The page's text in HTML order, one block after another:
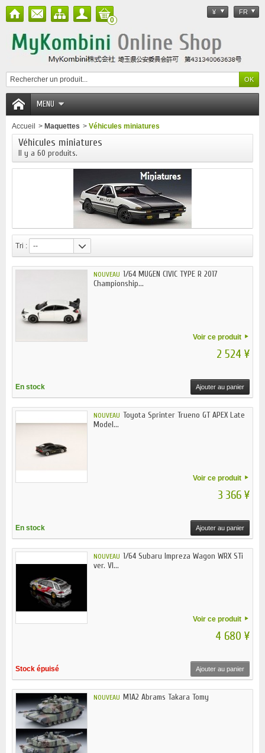
¥ FR
0
MENU
Accueil > Maquettes > Véhicules miniatures
Véhicules miniatures
Il y a 60 produits.
Tri : --
NOUVEAU 1/64 MUGEN CIVIC TYPE R 2017
Championship...
Voir ce produit
2 524 ¥
En stock Ajouter au panier
NOUVEAU Toyota Sprinter Trueno GT APEX Late
Model...
Voir ce produit
3 366 ¥
En stock Ajouter au panier
NOUVEAU 1/64 Subaru Impreza Wagon WRX STi
ver. VI...
Voir ce produit
4 680 ¥
Stock épuisé Ajouter au panier
NOUVEAU M1A2 Abrams Takara Tomy